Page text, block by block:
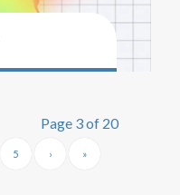
Page 3 of 20
5 › »